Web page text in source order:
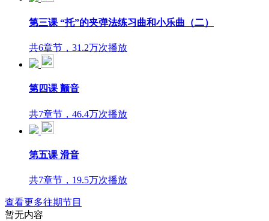
第三课 “托”的夹弹法练习曲和小乐曲（二）
共6章节，31.2万次播放
第四课 颤音
共7章节，46.4万次播放
第五课 滑音
共7章节，19.5万次播放
查看更多往期节目
暂无内容